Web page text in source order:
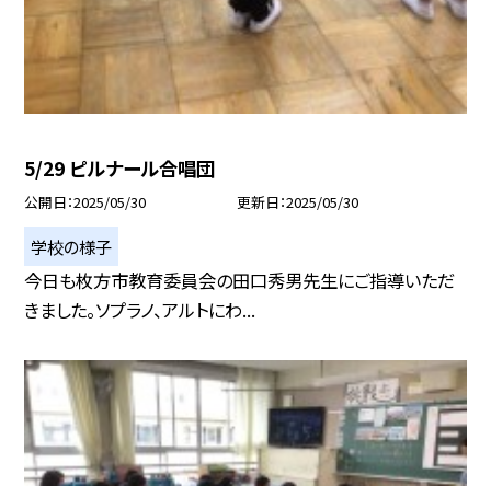
5/29 ピルナール合唱団
公開日 2025/05/30 更新日 2025/05/30
学校の様子
今日も枚方市教育委員会の田口秀男先生にご指導いただ
きました。ソプラノ、アルトにわ...